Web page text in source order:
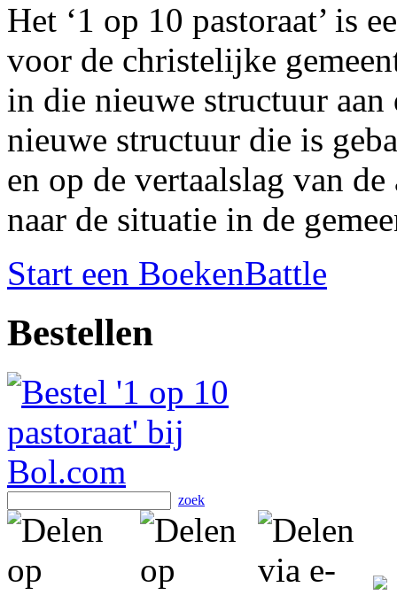
Het ‘1 op 10 pastoraat’ is
voor de christelijke
in die nieuwe structuur aan
nieuwe structuur die is
en op de vertaalslag van
naar de situatie in de
Start een BoekenBattle
Bestellen
zoek